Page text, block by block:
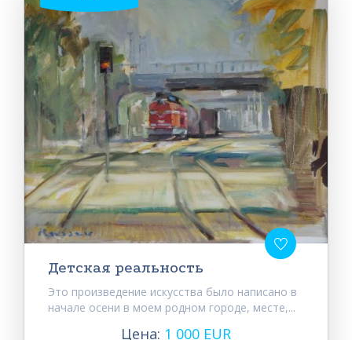
Детская реальность
Это произведение искусства было написано в
начале осени в моем родном городе, месте,...
Цена: 1 000 EUR